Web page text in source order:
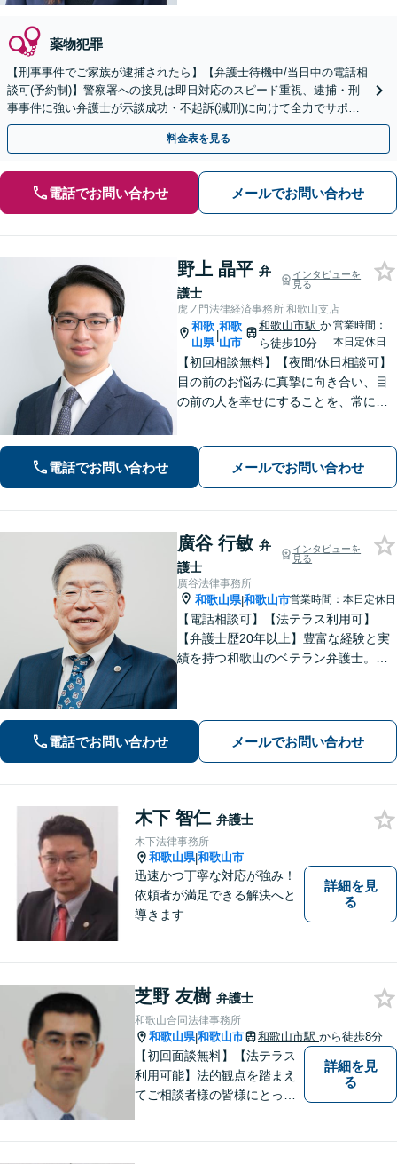
薬物犯罪
【刑事事件でご家族が逮捕されたら】【弁護士待機中/当日中の電話相
談可(予約制)】警察署への接見は即日対応のスピード重視、逮捕・刑
事事件に強い弁護士が示談成功・不起訴(減刑)に向けて全力でサポー
トします。【加害者側の相談専門】
料金表を見る
電話でお問い合わせ メールでお問い合わせ
野上 晶平 弁
護士
インタビューを
見る
虎ノ門法律経済事務所 和歌山支店
和歌
山県
|
和歌
山市
和歌山市駅 か
ら徒歩10分
営業時間：
本日定休日
【初回相談無料】【夜間/休日相談可】
目の前のお悩みに真摯に向き合い、目
の前の人を幸せにすることを、常にこ
します。お困りの方は、お気軽にご相
談ください。
電話でお問い合わせ メールでお問い合わせ
廣谷 行敏 弁
護士
インタビューを
見る
廣谷法律事務所
和歌山県|和歌山市営業時間：本日定休日
【電話相談可】【法テラス利用可】
【弁護士歴20年以上】豊富な経験と実
績を持つ和歌山のベテラン弁護士。
さまの問題も親身に取り組む【夜間・
休日面談可】
電話でお問い合わせ メールでお問い合わせ
木下 智仁 弁護士
木下法律事務所
和歌山県|和歌山市
迅速かつ丁寧な対応が強み！
依頼者が満足できる解決へと
導きます
詳細を見
る
芝野 友樹 弁護士
和歌山合同法律事務所
和歌山県|和歌山市 和歌山市駅 から徒歩8分
【初回面談無料】【法テラス
利用可能】法的観点を踏まえ
てご相談者様の皆様にとって
詳細を見
る